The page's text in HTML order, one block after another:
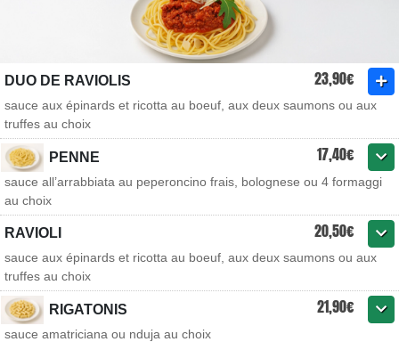
DUO DE RAVIOLIS 23,90€
sauce aux épinards et ricotta au boeuf, aux deux saumons ou aux
truffes au choix
PENNE 17,40€
sauce all’arrabbiata au peperoncino frais, bolognese ou 4 formaggi
au choix
RAVIOLI 20,50€
sauce aux épinards et ricotta au boeuf, aux deux saumons ou aux
truffes au choix
RIGATONIS 21,90€
sauce amatriciana ou nduja au choix